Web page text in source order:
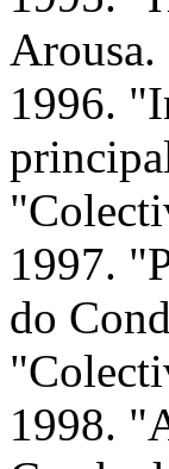
Arousa.
1996.
1997.
do
1998.